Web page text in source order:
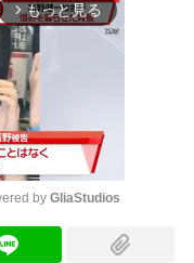
arrow_forward_ios もっと見る
by GliaStudios